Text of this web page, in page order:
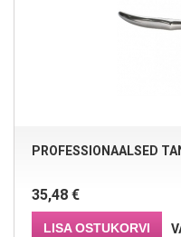
PROFESSIONAALSED
35,48 €
LISA OSTUKORVI